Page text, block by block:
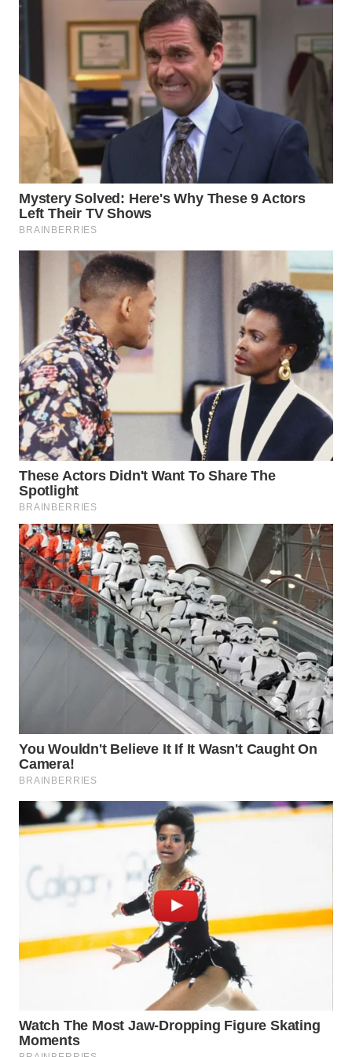
INDRAMAYU
KUNINGAN
WN
MAJALENGKA
WN
SUBANG
SUKABUMI
WN
PURWAKARTA
WN
PRIANGAN
TIMUR
WN
SEMARANG
WN
SOLO
WN
BOROBUDUR
WN
MADURA
NATUNA
WN
BINTAN
MANDALIKA
WN
WN
BORNEO